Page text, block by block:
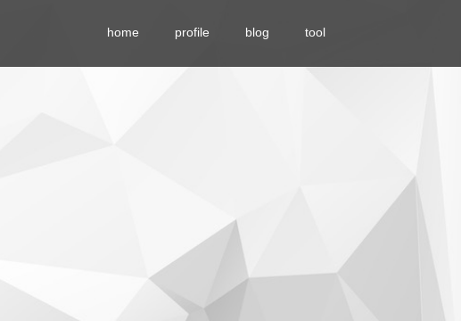
home profile blog tool